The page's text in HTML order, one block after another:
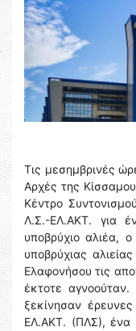
Τις μεσημβρινές
Αρχές της
Κέντρο
Λ.Σ.-ΕΛ.ΑΚΤ. για
υποβρύχιο αλιέα, ο
υποβρύχιας
Ελαφονήσου τις
έκτοτε
ξεκίνησαν
ΕΛ.ΑΚΤ. (ΠΛΣ), ένα